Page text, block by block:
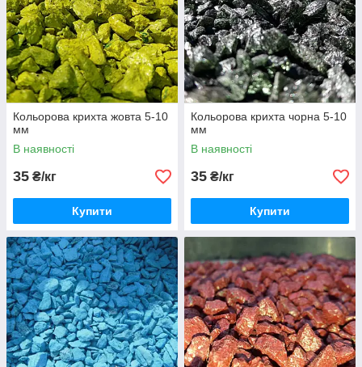
Кольорова крихта жовта 5-10
мм
В наявності
35 ₴/кг
Купити
Кольорова крихта чорна 5-10
мм
В наявності
35 ₴/кг
Купити